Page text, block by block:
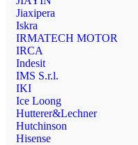
Jiaxipera
Iskra
IRMATECH MOTOR
IRCA
Indesit
IMS S.r.l.
IKI
Ice Loong
Hutterer&Lechner
Hutchinson
Hisense